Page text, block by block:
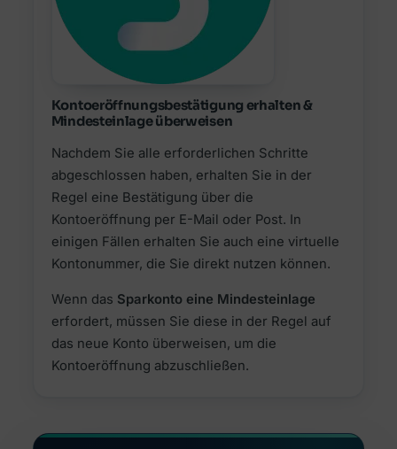
Kontoeröffnungsbestätigung erhalten &
Mindesteinlage überweisen
Nachdem Sie alle erforderlichen Schritte
abgeschlossen haben, erhalten Sie in der
Regel eine Bestätigung über die
Kontoeröffnung per E-Mail oder Post. In
einigen Fällen erhalten Sie auch eine virtuelle
Kontonummer, die Sie direkt nutzen können.
Wenn das Sparkonto eine Mindesteinlage
erfordert, müssen Sie diese in der Regel auf
das neue Konto überweisen, um die
Kontoeröffnung abzuschließen.